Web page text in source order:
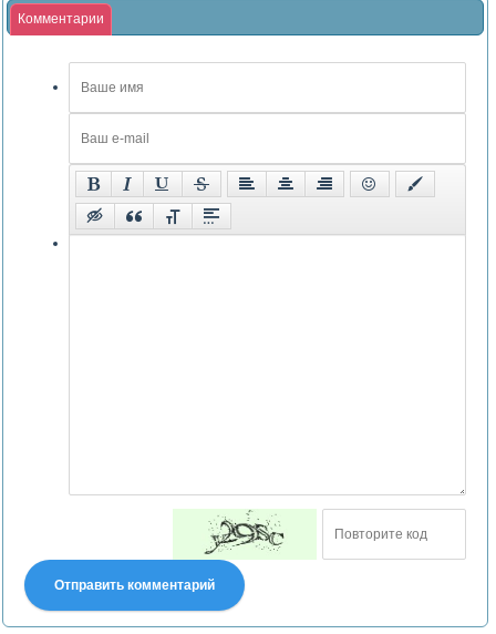
Комментарии
Отправить комментарий